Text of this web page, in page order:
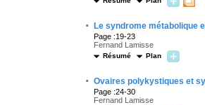
· Le syndrome métabolique
Page :19-23
Fernand Lamisse
Résumé Plan
· Ovaires polykystiques et
Page :24-30
Fernand Lamisse